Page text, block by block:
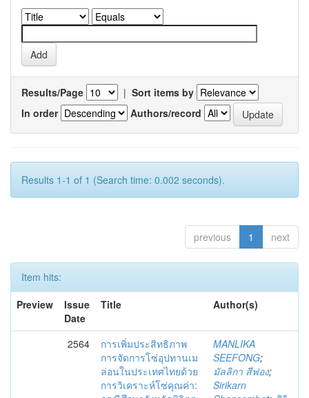
Results/Page | Sort items by
In order
Authors/record
Results 1-1 of 1 (Search time: 0.002 seconds).
previous 1 next
Item hits:
Preview
Issue
Date
Title Author(s)
2564
การเพิ่มประสิทธิภาพ
การจัดการโซ่อุปทานเม
ล่อนในประเทศไทยด้วย
การวิเคราะห์โซ่คุณค่า:
MANLIKA
SEEFONG;
มัลลิกา สีฟอง;
Sirikarn